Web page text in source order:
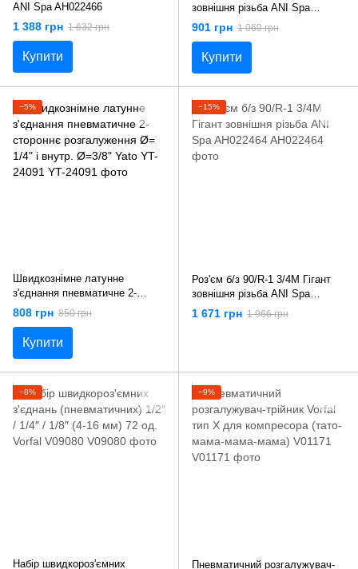
ANI Spa AH022466
1 388 грн 1 632 грн
Купити
зовнішня різьба ANI Spa
AH020844
901 грн 1 060 грн
Купити
−5%
Швидкознімне латунне
з'єднання пневматичне 2-
стороннє розгалуження Ø=
1/4" і внутр. Ø=3/8" Yato YT-
24091
808 грн 850 грн
Купити
−15%
Роз'єм б/з 90/R-1 3/4M Гігант
зовнішня різьба ANI Spa
AH022464
1 671 грн 1 966 грн
−8%
Набір швидкороз'ємних
−9%
Пневматичний розгалужувач-